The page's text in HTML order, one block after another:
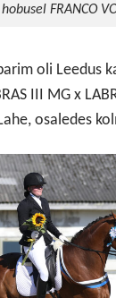
FRANCO
oli Leedus
III MG x
osaledes